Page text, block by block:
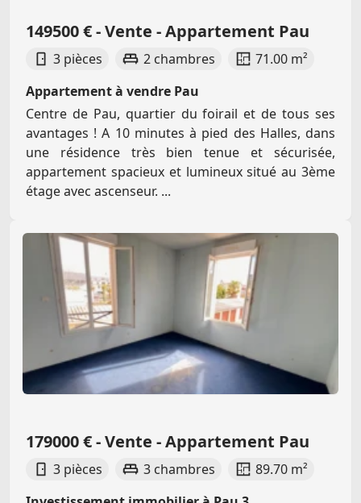
149500 € - Vente - Appartement Pau
3 pièces 2 chambres
71.00 m²
Appartement à vendre Pau
Centre de Pau, quartier du foirail et de tous ses
avantages ! A 10 minutes à pied des Halles, dans
une résidence très bien tenue et sécurisée,
appartement spacieux et lumineux situé au 3ème
étage avec ascenseur. ...
179000 € - Vente - Appartement Pau
3 pièces 3 chambres
89.70 m²